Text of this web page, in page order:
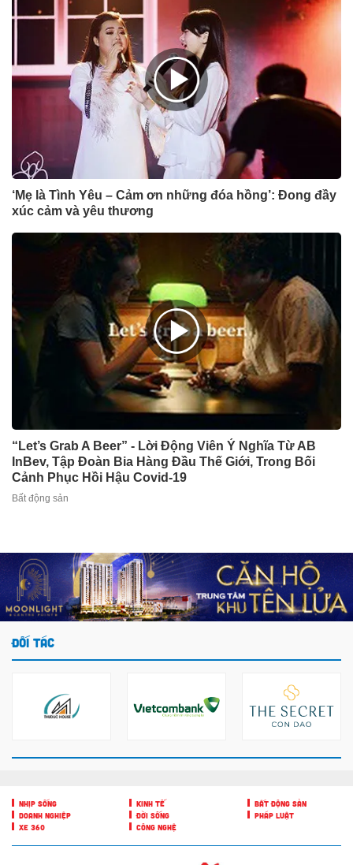
‘Mẹ là Tình Yêu – Cảm ơn những đóa hồng’: Đong đầy
xúc cảm và yêu thương
“Let’s Grab A Beer” - Lời Động Viên Ý Nghĩa Từ AB
InBev, Tập Đoàn Bia Hàng Đầu Thế Giới, Trong Bối
Cảnh Phục Hồi Hậu Covid-19
Bất động sản
ĐỐI TÁC
NHỊP SỐNG KINH TẾ
BẤT ĐỘNG SẢN
DOANH NGHIỆP
ĐỜI SỐNG
PHÁP LUẬT
XE 360
CÔNG NGHỆ